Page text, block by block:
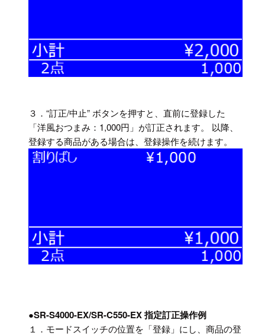
３．“訂正/中止” ボタンを押すと、直前に登録した
「洋風おつまみ：1,000円」が訂正されます。 以降、
登録する商品がある場合は、登録操作を続けます。
●SR-S4000-EX/SR-C550-EX 指定訂正操作例
１．モードスイッチの位置を「登録」にし、商品の登